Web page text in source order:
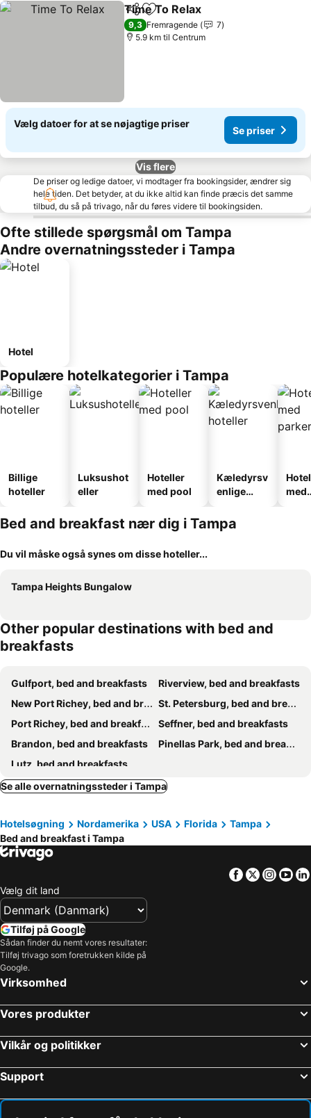
Del Føj til favoritter
Time To Relax
9,3 Fremragende
7
5.9 km til Centrum
Vælg datoer for at se nøjagtige priser
Se priser
Vis flere
De priser og ledige datoer, vi modtager fra bookingsider, ændrer sig
hele tiden. Det betyder, at du ikke altid kan finde præcis det samme
tilbud, du så på trivago, når du føres videre til bookingsiden.
Ofte stillede spørgsmål om Tampa
Andre overnatningssteder i Tampa
Hotel
Populære hotelkategorier i Tampa
Billige
hoteller
Luksushot
eller
Hoteller
med pool
Kæledyrsv
enlige
med
Bed and breakfast nær dig i Tampa
Du vil måske også synes om disse hoteller...
Tampa Heights Bungalow
Other popular destinations with bed and
breakfasts
Gulfport, bed and breakfasts
Riverview, bed and breakfasts
New Port Richey, bed and breakfasts
St. Petersburg, bed and breakfasts
Port Richey, bed and breakfasts
Seffner, bed and breakfasts
Brandon, bed and breakfasts
Pinellas Park, bed and breakfasts
Lutz, bed and breakfasts
Se alle overnatningssteder i Tampa
Hotelsøgning Nordamerika USA Florida
Tampa
Bed and breakfast i Tampa
Facebook
Twitter
Vælg dit land
Tilføj på Google
Sådan finder du nemt vores resultater:
Tilføj trivago som foretrukken kilde på
Google.
Virksomhed
Vores produkter
Vilkår og politikker
Support